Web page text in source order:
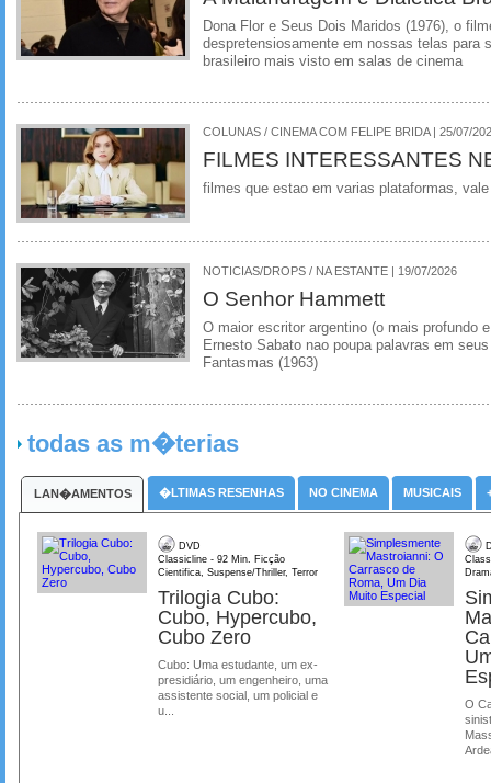
Dona Flor e Seus Dois Maridos (1976), o
despretensiosamente em nossas telas para
brasileiro mais visto em salas de cinema
COLUNAS / CINEMA COM FELIPE BRIDA | 25/07/
FILMES INTERESSANTES
filmes que estao em varias plataformas,
NOTICIAS/DROPS / NA ESTANTE | 19/07/2026
O Senhor Hammett
O maior escritor argentino (o mais profundo
Ernesto Sabato nao poupa palavras em
Fantasmas (1963)
todas as m�terias
LAN�AMENTOS �LTIMAS RESENHAS NO CINEMA MUSICAIS
DVD
Classicline - 92 Min. Ficção
Cientifica, Suspense/Thriller, Terror
Trilogia Cubo:
Cubo, Hypercubo,
Cubo Zero
Cubo: Uma estudante, um ex-
presidiário, um engenheiro, uma
assistente social, um policial e
u...
O